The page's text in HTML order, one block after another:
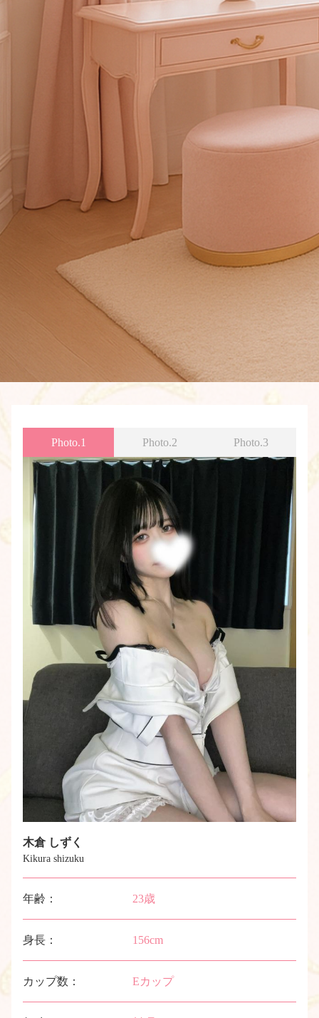
Photo.1 Photo.2 Photo.3
木倉 しずく
Kikura shizuku
年齢： 23歳
身長： 156cm
カップ数： Eカップ